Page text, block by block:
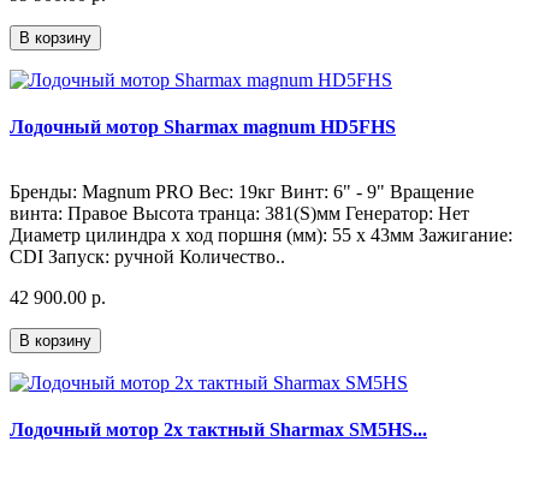
В корзину
Лодочный мотор Sharmax magnum HD5FHS
Бренды: Magnum PRO Вес: 19кг Винт: 6" - 9" Вращение
винта: Правое Высота транца: 381(S)мм Генератор: Нет
Диаметр цилиндра х ход поршня (мм): 55 x 43мм Зажигание:
CDI Запуск: ручной Количество..
42 900.00 р.
В корзину
Лодочный мотор 2х тактный Sharmax SM5HS...